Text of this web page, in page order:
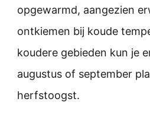
opgewarmd, aangezien
ontkiemen bij koude
koudere gebieden kun je
augustus of september
herfstoogst.